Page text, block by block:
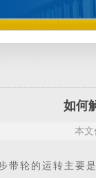
如何
本
带 轮的运转主要